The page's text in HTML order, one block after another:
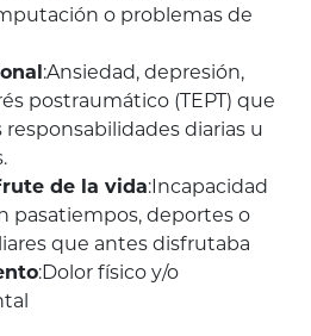
o problemas de
:Ansiedad, depresión,
postraumático (TEPT) que
diarias u
de la vida:Incapacidad
pasatiempos, deportes o
que antes disfrutaba
:Dolor físico y/o